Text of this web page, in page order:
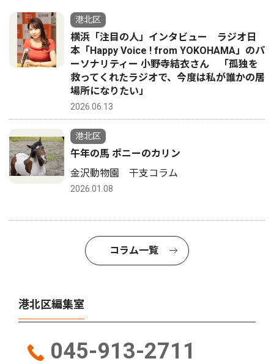
港北区
横浜「注目の人」インタビュー ラジオ日
本「Happy Voice ! from YOKOHAMA」のパ
ーソナリティー 小野寺結衣さん 「孤独を
救ってくれたラジオで、今度は私が誰かの居
場所になりたい」
2026.06.13
港北区
午年の馬 ポニーのカリン
金沢動物園 干支コラム
2026.01.08
コラム一覧
港北区編集室
045-913-2711